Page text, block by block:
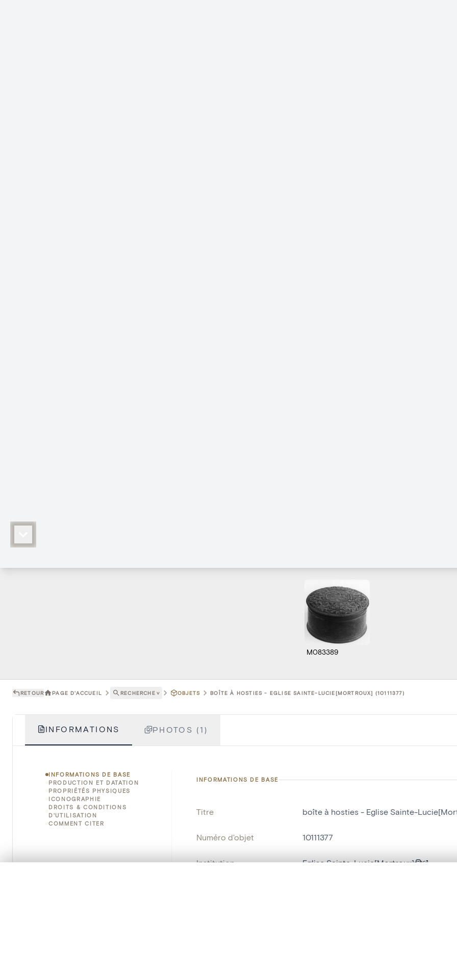
M083389
RETOUR PAGE D'ACCUEIL RECHERCHE ˅ OBJETS BOÎTE À HOSTIES - EGLISE SAINTE-LUCIE[MORTROUX] (10111377)
INFORMATIONS PHOTOS (1)
INFORMATIONS DE BASE
PRODUCTION ET DATATION
PROPRIÉTÉS PHYSIQUES
ICONOGRAPHIE
DROITS & CONDITIONS
D'UTILISATION
COMMENT CITER
INFORMATIONS DE BASE
Titre boîte à hosties - Eglise Sainte-
Numéro d'objet 10111377
Institution Eglise Sainte-Lucie[Mortroux]